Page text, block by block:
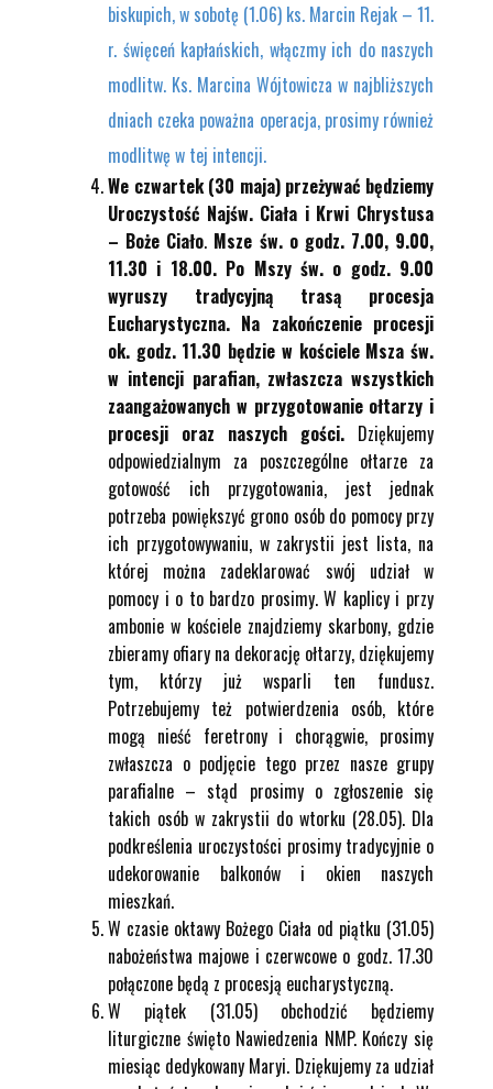
biskupich, w sobotę (1.06) ks. Marcin Rejak – 11.
r. święceń kapłańskich, włączmy ich do naszych
modlitw. Ks. Marcina Wójtowicza w najbliższych
dniach czeka poważna operacja, prosimy również
modlitwę w tej intencji.
We czwartek (30 maja) przeżywać będziemy
Uroczystość Najśw. Ciała i Krwi Chrystusa
– Boże Ciało. Msze św. o godz. 7.00, 9.00,
11.30 i 18.00. Po Mszy św. o godz. 9.00
wyruszy tradycyjną trasą procesja
Eucharystyczna. Na zakończenie procesji
ok. godz. 11.30 będzie w kościele Msza św.
w intencji parafian, zwłaszcza wszystkich
zaangażowanych w przygotowanie ołtarzy i
procesji oraz naszych gości. Dziękujemy
odpowiedzialnym za poszczególne ołtarze za
gotowość ich przygotowania, jest jednak
potrzeba powiększyć grono osób do pomocy przy
ich przygotowywaniu, w zakrystii jest lista, na
której można zadeklarować swój udział w
pomocy i o to bardzo prosimy. W kaplicy i przy
ambonie w kościele znajdziemy skarbony, gdzie
zbieramy ofiary na dekorację ołtarzy, dziękujemy
tym, którzy już wsparli ten fundusz.
Potrzebujemy też potwierdzenia osób, które
mogą nieść feretrony i chorągwie, prosimy
zwłaszcza o podjęcie tego przez nasze grupy
parafialne – stąd prosimy o zgłoszenie się
takich osób w zakrystii do wtorku (28.05). Dla
podkreślenia uroczystości prosimy tradycyjnie o
udekorowanie balkonów i okien naszych
mieszkań.
W czasie oktawy Bożego Ciała od piątku (31.05)
nabożeństwa majowe i czerwcowe o godz. 17.30
połączone będą z procesją eucharystyczną.
W piątek (31.05) obchodzić będziemy
liturgiczne święto Nawiedzenia NMP. Kończy się
miesiąc dedykowany Maryi. Dziękujemy za udział